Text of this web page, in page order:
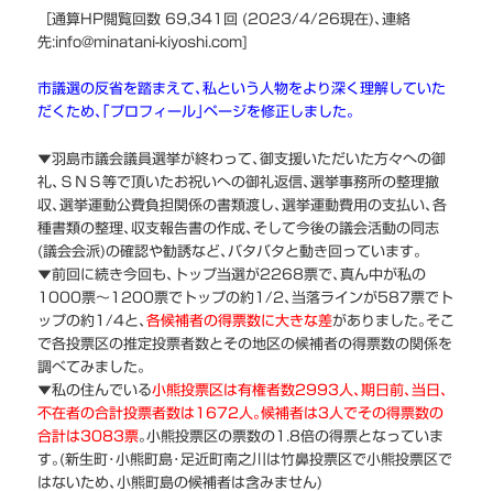
［通算HP閲覧回数 69,341回 (2023/4/26現在)､連絡
先:info@minatani-kiyoshi.com]
市議選の反省を踏まえて､私という人物をより深く理解していた
だくため､｢プロフィール｣ページを修正しました｡
▼羽島市議会議員選挙が終わって､御支援いただいた方々への御
礼､ＳＮＳ等で頂いたお祝いへの御礼返信､選挙事務所の整理撤
収､選挙運動公費負担関係の書類渡し､選挙運動費用の支払い､各
種書類の整理､収支報告書の作成､そして今後の議会活動の同志
(議会会派)の確認や勧誘など､バタバタと動き回っています。
▼前回に続き今回も､トップ当選が2268票で､真ん中が私の
1000票～1200票でトップの約1/2､当落ラインが587票でト
ップの約1/4と､各候補者の得票数に大きな差がありました｡そこ
で各投票区の推定投票者数とその地区の候補者の得票数の関係を
調べてみました｡
▼私の住んでいる小熊投票区は有権者数2993人､期日前､当日､
不在者の合計投票者数は1672人｡候補者は3人でその得票数の
合計は3083票｡小熊投票区の票数の1.8倍の得票となっていま
す｡(新生町･小熊町島･足近町南之川は竹鼻投票区で小熊投票区で
はないため､小熊町島の候補者は含みません)